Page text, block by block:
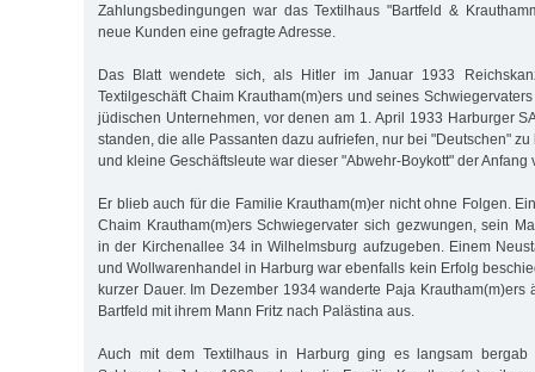
Zahlungsbedingungen war das Textilhaus "Bartfeld &
neue Kunden eine gefragte Adresse.
Das Blatt wendete sich, als Hitler im Januar 1933
Textilgeschäft Chaim Krautham(m)ers und seines
jüdischen Unternehmen, vor denen am 1. April 1933 Harburger
standen, die alle Passanten dazu aufriefen, nur bei "Deutschen"
und kleine Geschäftsleute war dieser "Abwehr-Boykott" der Anfang
Er blieb auch für die Familie Krautham(m)er nicht ohne Folgen.
Chaim Krautham(m)ers Schwiegervater sich gezwungen, sein
in der Kirchenallee 34 in Wilhelmsburg aufzugeben. Einem
und Wollwarenhandel in Harburg war ebenfalls kein Erfolg
kurzer Dauer. Im Dezember 1934 wanderte Paja Krautham(m)ers
Bartfeld mit ihrem Mann Fritz nach Palästina aus.
Auch mit dem Textilhaus in Harburg ging es langsam